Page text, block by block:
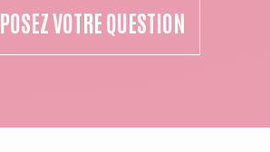
POSEZ VOTRE QUESTION